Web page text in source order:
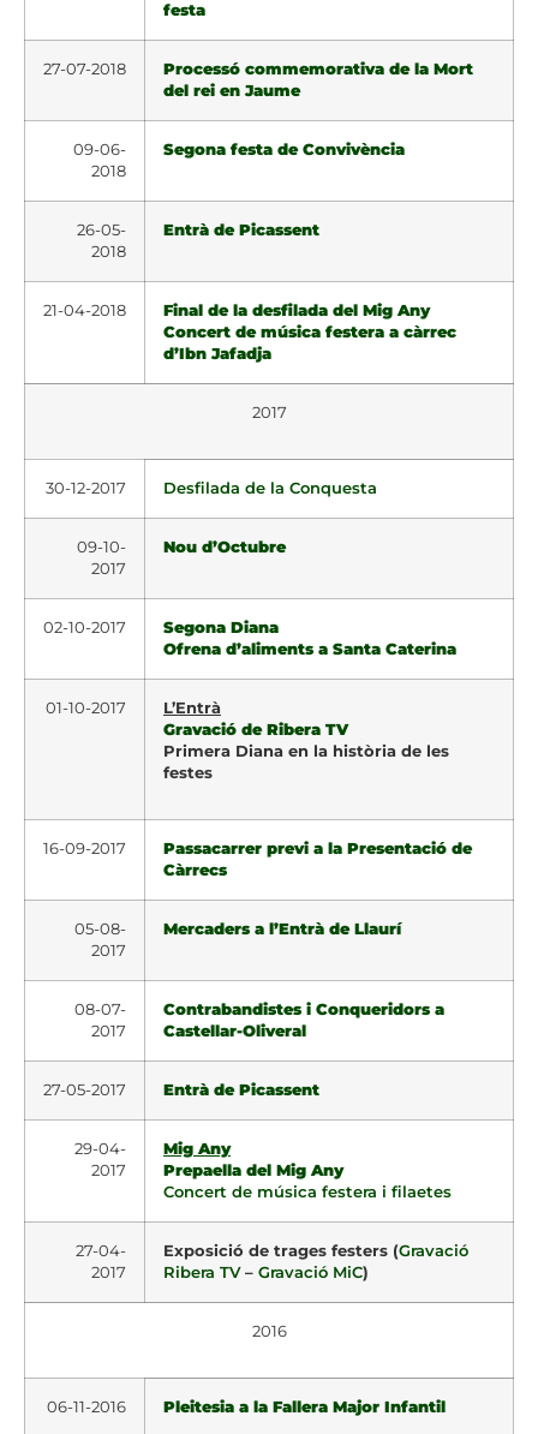
festa
27-07-2018
Processó commemorativa de la Mort
del rei en Jaume
09-06-
2018
Segona festa de Convivència
26-05-
2018
Entrà de Picassent
21-04-2018 Final de la desfilada del Mig Any
Concert de música festera a càrrec
d’Ibn Jafadja
2017
30-12-2017 Desfilada de la Conquesta
09-10-
2017
Nou d’Octubre
02-10-2017
Segona Diana
Ofrena d’aliments a Santa Caterina
01-10-2017
L’Entrà
Gravació de Ribera TV
Primera Diana en la història de les
festes
16-09-2017
Passacarrer previ a la Presentació de
Càrrecs
05-08-
2017
Mercaders a l’Entrà de Llaurí
08-07-
2017
Contrabandistes i Conqueridors a
Castellar-Oliveral
27-05-2017 Entrà de Picassent
29-04-
2017
Mig Any
Prepaella del Mig Any
Concert de música festera i filaetes
27-04-
2017
Exposició de trages festers (Gravació
Ribera TV– Gravació MiC)
2016
06-11-2016 Pleitesia a la Fallera Major Infantil